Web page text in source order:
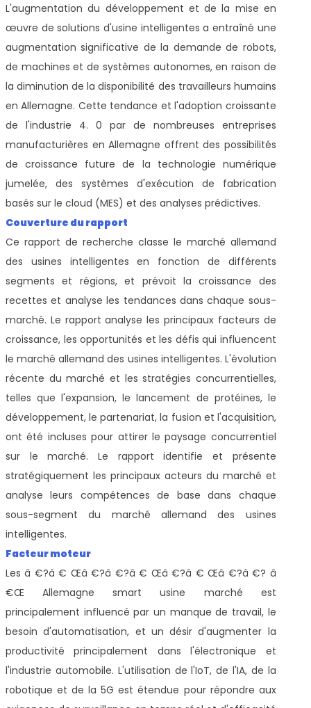
L'augmentation du développement et de la mise en
œuvre de solutions d'usine intelligentes a entraîné une
augmentation significative de la demande de robots,
de machines et de systèmes autonomes, en raison de
la diminution de la disponibilité des travailleurs humains
en Allemagne. Cette tendance et l'adoption croissante
de l'industrie 4. 0 par de nombreuses entreprises
manufacturières en Allemagne offrent des possibilités
de croissance future de la technologie numérique
jumelée, des systèmes d'exécution de fabrication
basés sur le cloud (MES) et des analyses prédictives.
Couverture du rapport
Ce rapport de recherche classe le marché allemand
des usines intelligentes en fonction de différents
segments et régions, et prévoit la croissance des
recettes et analyse les tendances dans chaque sous-
marché. Le rapport analyse les principaux facteurs de
croissance, les opportunités et les défis qui influencent
le marché allemand des usines intelligentes. L'évolution
récente du marché et les stratégies concurrentielles,
telles que l'expansion, le lancement de protéines, le
développement, le partenariat, la fusion et l'acquisition,
ont été incluses pour attirer le paysage concurrentiel
sur le marché. Le rapport identifie et présente
stratégiquement les principaux acteurs du marché et
analyse leurs compétences de base dans chaque
sous-segment du marché allemand des usines
intelligentes.
Facteur moteur
Les â €?â € Œâ €?â €?â € Œâ €?â € Œâ €?â €? â
€Œ Allemagne smart usine marché est
principalement influencé par un manque de travail, le
besoin d'automatisation, et un désir d'augmenter la
productivité principalement dans l'électronique et
l'industrie automobile. L'utilisation de l'IoT, de l'IA, de la
robotique et de la 5G est étendue pour répondre aux